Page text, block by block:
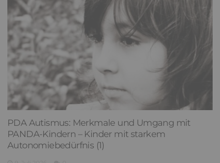
PDA Autismus: Merkmale und Umgang mit
PANDA-Kindern – Kinder mit starkem
Autonomiebedürfnis (1)